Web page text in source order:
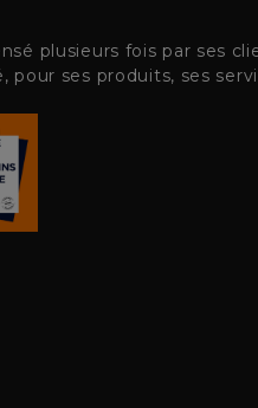
plusieurs fois par ses
pour ses produits, ses